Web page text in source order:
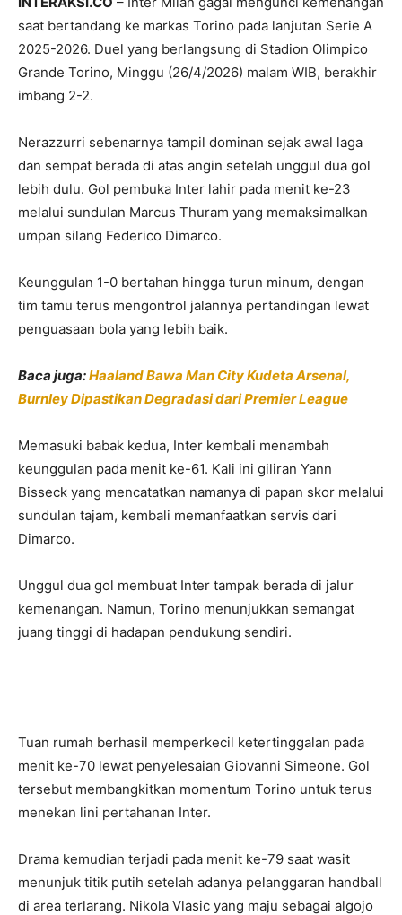
saat bertandang ke markas Torino pada lanjutan Serie A
2025-2026. Duel yang berlangsung di Stadion Olimpico
Grande Torino, Minggu (26/4/2026) malam WIB, berakhir
imbang 2-2.
Nerazzurri sebenarnya tampil dominan sejak awal laga
dan sempat berada di atas angin setelah unggul dua gol
lebih dulu. Gol pembuka Inter lahir pada menit ke-23
melalui sundulan Marcus Thuram yang memaksimalkan
umpan silang Federico Dimarco.
Keunggulan 1-0 bertahan hingga turun minum, dengan
tim tamu terus mengontrol jalannya pertandingan lewat
penguasaan bola yang lebih baik.
Baca juga:Haaland Bawa Man City Kudeta Arsenal,
Burnley Dipastikan Degradasi dari Premier League
Memasuki babak kedua, Inter kembali menambah
keunggulan pada menit ke-61. Kali ini giliran Yann
Bisseck yang mencatatkan namanya di papan skor melalui
sundulan tajam, kembali memanfaatkan servis dari
Dimarco.
Unggul dua gol membuat Inter tampak berada di jalur
kemenangan. Namun, Torino menunjukkan semangat
juang tinggi di hadapan pendukung sendiri.
Tuan rumah berhasil memperkecil ketertinggalan pada
menit ke-70 lewat penyelesaian Giovanni Simeone. Gol
tersebut membangkitkan momentum Torino untuk terus
menekan lini pertahanan Inter.
Drama kemudian terjadi pada menit ke-79 saat wasit
menunjuk titik putih setelah adanya pelanggaran handball
di area terlarang. Nikola Vlasic yang maju sebagai algojo